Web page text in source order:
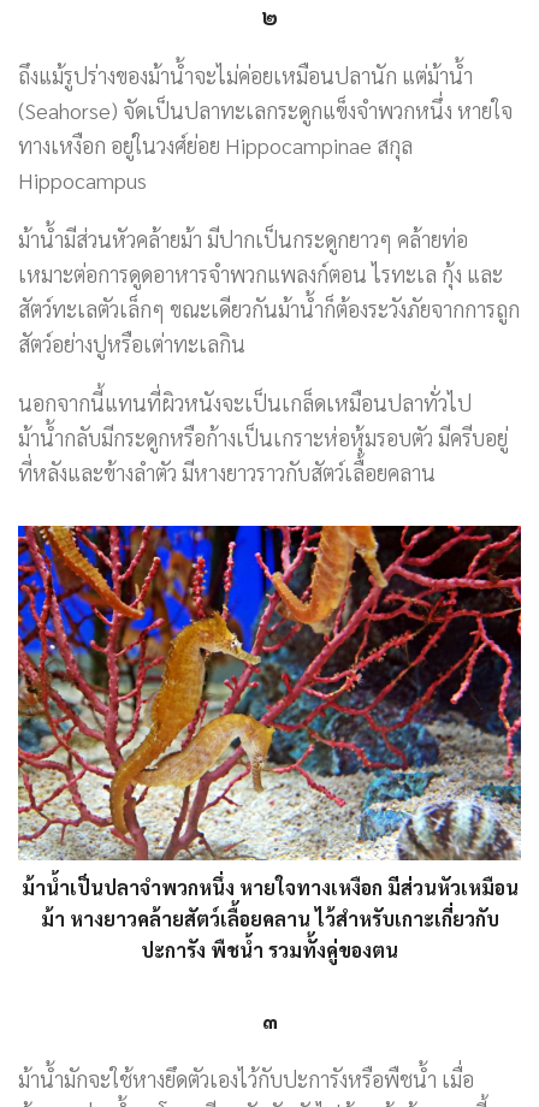
๒
ถึงแม้รูปร่างของม้าน้ำจะไม่ค่อยเหมือนปลานัก แต่ม้าน้ำ
(Seahorse) จัดเป็นปลาทะเลกระดูกแข็งจำพวกหนึ่ง หายใจ
ทางเหงือก อยู่ในวงศ์ย่อย Hippocampinae สกุล
Hippocampus
ม้าน้ำมีส่วนหัวคล้ายม้า มีปากเป็นกระดูกยาวๆ คล้ายท่อ
เหมาะต่อการดูดอาหารจำพวกแพลงก์ตอน ไรทะเล กุ้ง และ
สัตว์ทะเลตัวเล็กๆ ขณะเดียวกันม้าน้ำก็ต้องระวังภัยจากการถูก
สัตว์อย่างปูหรือเต่าทะเลกิน
นอกจากนี้แทนที่ผิวหนังจะเป็นเกล็ดเหมือนปลาทั่วไป
ม้าน้ำกลับมีกระดูกหรือก้างเป็นเกราะห่อหุ้มรอบตัว มีครีบอยู่
ที่หลังและข้างลำตัว มีหางยาวราวกับสัตว์เลื้อยคลาน
ม้าน้ำเป็นปลาจำพวกหนึ่ง หายใจทางเหงือก มีส่วนหัวเหมือน
ม้า หางยาวคล้ายสัตว์เลื้อยคลาน ไว้สำหรับเกาะเกี่ยวกับ
ปะการัง พืชน้ำ รวมทั้งคู่ของตน
๓
ม้าน้ำมักจะใช้หางยึดตัวเองไว้กับปะการังหรือพืชน้ำ เมื่อ